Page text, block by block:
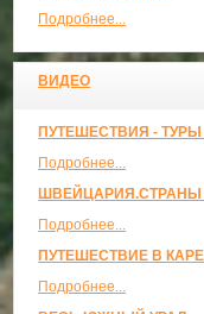
Подробнее...
ВИДЕО
ПУТЕШЕСТВИЯ -
Подробнее...
ШВЕЙЦАРИЯ.СТРАНЫ
Подробнее...
ПУТЕШЕСТВИЕ В
Подробнее...